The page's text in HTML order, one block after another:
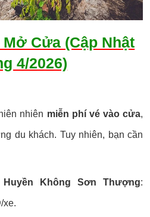
Cửa (Cập Nhật
4/2026)
nhiên miễn phí vé vào cửa,
du khách. Tuy nhiên, bạn cần
Không Sơn Thượng:
xe.